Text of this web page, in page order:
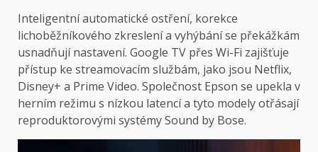
Inteligentní automatické ostření, korekce
lichoběžníkového zkreslení a vyhýbání se překážkám
usnadňují nastavení. Google TV přes Wi-Fi zajišťuje
přístup ke streamovacím službám, jako jsou Netflix,
Disney+ a Prime Video. Společnost Epson se upekla v
herním režimu s nízkou latencí a tyto modely otřásají
reproduktorovými systémy Sound by Bose.